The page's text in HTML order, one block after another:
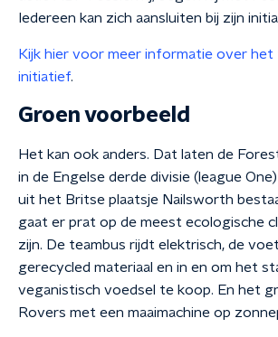
Iedereen kan zich aansluiten bij zijn
Kijk hier voor meer informatie over het
initiatief.
Groen voorbeeld
Het kan ook anders. Dat laten de
in de Engelse derde divisie (league
uit het Britse plaatsje Nailsworth
gaat er prat op de meest ecologische
zijn. De teambus rijdt elektrisch, de
gerecycled materiaal en in en om het
veganistisch voedsel te koop. En het
Rovers met een maaimachine op